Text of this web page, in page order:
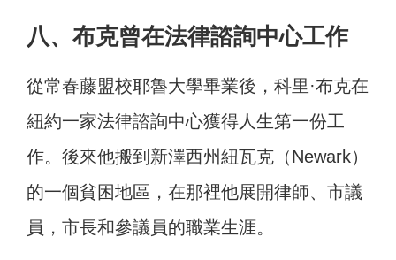
八、布克曾在法律諮詢中心工作
從常春藤盟校耶魯大學畢業後，科里·布克在
紐約一家法律諮詢中心獲得人生第一份工
作。後來他搬到新澤西州紐瓦克（Newark）
的一個貧困地區，在那裡他展開律師、市議
員，市長和參議員的職業生涯。